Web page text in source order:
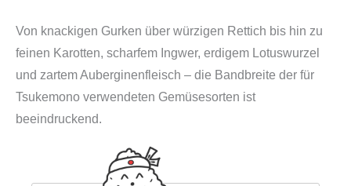
Von knackigen Gurken über würzigen Rettich bis hin zu
feinen Karotten, scharfem Ingwer, erdigem Lotuswurzel
und zartem Auberginenfleisch – die Bandbreite der für
Tsukemono verwendeten Gemüsesorten ist
beeindruckend.